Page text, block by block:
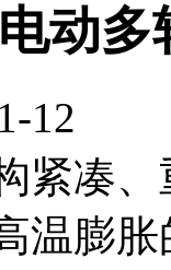
动
12
紧凑
温膨